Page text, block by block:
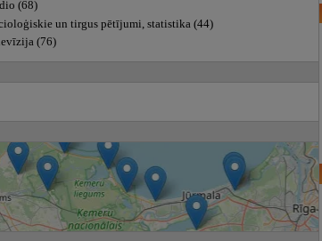
(68)
un tirgus pētījumi, statistika (44)
(76)